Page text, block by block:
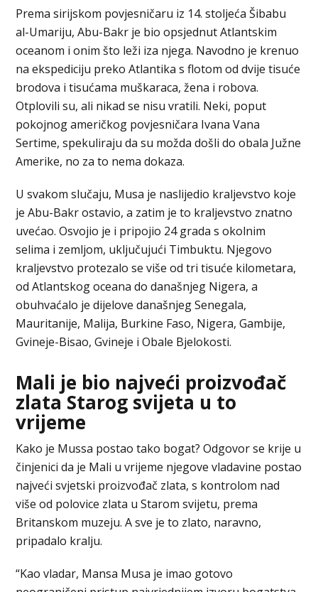
Prema sirijskom povjesničaru iz 14. stoljeća Šibabu
al-Umariju, Abu-Bakr je bio opsjednut Atlantskim
oceanom i onim što leži iza njega. Navodno je krenuo
na ekspediciju preko Atlantika s flotom od dvije tisuće
brodova i tisućama muškaraca, žena i robova.
Otplovili su, ali nikad se nisu vratili. Neki, poput
pokojnog američkog povjesničara Ivana Vana
Sertime, spekuliraju da su možda došli do obala Južne
Amerike, no za to nema dokaza.
U svakom slučaju, Musa je naslijedio kraljevstvo koje
je Abu-Bakr ostavio, a zatim je to kraljevstvo znatno
uvećao. Osvojio je i pripojio 24 grada s okolnim
selima i zemljom, uključujući Timbuktu. Njegovo
kraljevstvo protezalo se više od tri tisuće kilometara,
od Atlantskog oceana do današnjeg Nigera, a
obuhvaćalo je dijelove današnjeg Senegala,
Mauritanije, Malija, Burkine Faso, Nigera, Gambije,
Gvineje-Bisao, Gvineje i Obale Bjelokosti.
Mali je bio najveći proizvođač
zlata Starog svijeta u to
vrijeme
Kako je Mussa postao tako bogat? Odgovor se krije u
činjenici da je Mali u vrijeme njegove vladavine postao
najveći svjetski proizvođač zlata, s kontrolom nad
više od polovice zlata u Starom svijetu, prema
Britanskom muzeju. A sve je to zlato, naravno,
pripadalo kralju.
“Kao vladar, Mansa Musa je imao gotovo